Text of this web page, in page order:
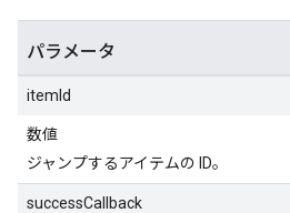
パラメータ
itemId
数値
ジャンプするアイテムの ID。
successCallback